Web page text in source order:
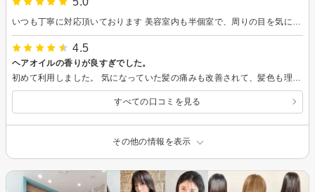
4.5
ヘアオイルの香りが良すぎでした。
すべての口コミを見る
その他の情報を表示